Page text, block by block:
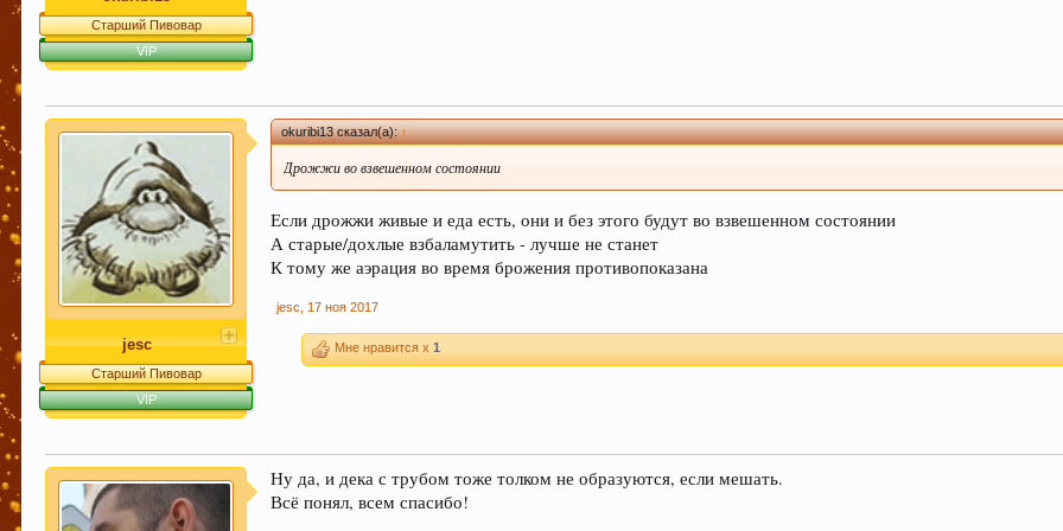
Старший Пивовар
VIP
jesc
Старший Пивовар
VIP
okuribi13 сказал(а):↑
Дрожжи во взвешенном состоянии
Если дрожжи живые и еда есть, они и без этого будут во взвешенном состоянии
А старые/дохлые взбаламутить - лучше не станет
К тому же аэрация во время брожения противопоказана
jesc 17 ноя 2017
Мне нравится x1
Ну да, и дека с трубом тоже толком не образуются, если мешать.
Всё понял, всем спасибо!